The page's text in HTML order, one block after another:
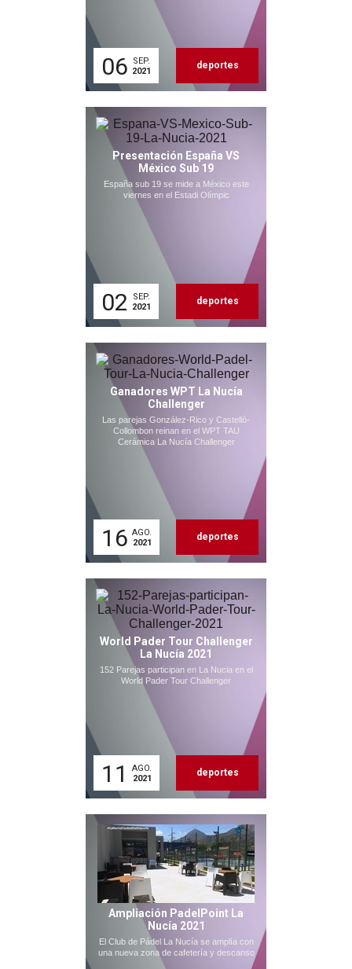
06
SEP.
2021
deportes
Presentación España VS
México Sub 19
España sub 19 se mide a México este
viernes en el Estadi Olímpic
02
SEP.
2021
deportes
Ganadores WPT La Nucía
Challenger
Las parejas González-Rico y Castelló-
Collombon reinan en el WPT TAU
Cerámica La Nucía Challenger
16 AGO.
2021
deportes
World Pader Tour Challenger
La Nucía 2021
152 Parejas participan en La Nucia en el
World Pader Tour Challenger
11
AGO.
2021
deportes
Ampliación PadelPoint La
Nucía 2021
El Club de Pádel La Nucía se amplía con
una nueva zona de cafetería y descanso